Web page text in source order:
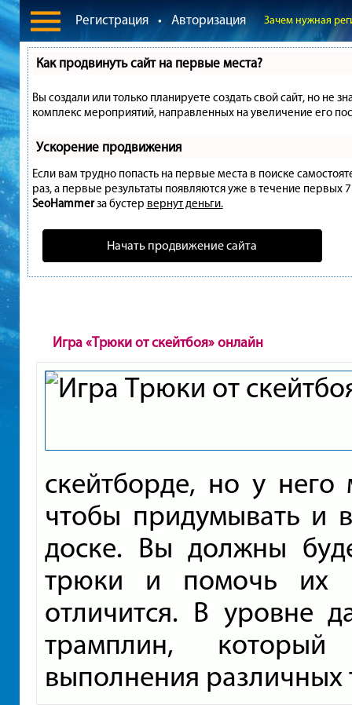
Регистрация • Авторизация Зачем нужная
Как продвинуть сайт на первые места?
Вы создали или только планируете создать свой сайт, но не
комплекс мероприятий, направленных на увеличение его
Ускорение продвижения
Если вам трудно попасть на первые места в поиске
раз, а первые результаты появляются уже в течение первых
SeoHammerза бустер вернут деньги.
Начать продвижение сайта
Игра «Трюки от скейтбоя» онлайн
скейтборде, но у него
чтобы придумывать и
доске. Вы должны
трюки и помочь их
отличится. В уровне
трамплин,
выполнения различных